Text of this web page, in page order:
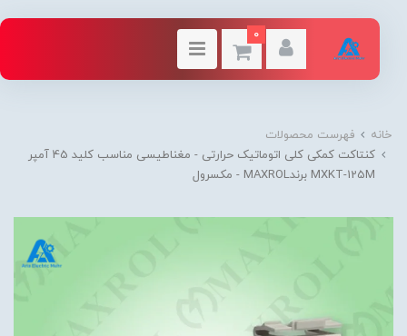
0
خانه
فهرست محصولات
کنتاکت کمکی کلی اتوماتیک حرارتی - مغناطیسی مناسب کلید 45 آمپر
MXKT-125M برندMAXROL - مکسرول